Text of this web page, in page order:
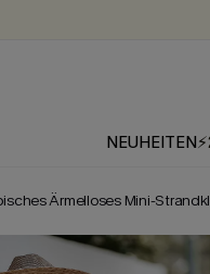
NEUHEITEN
Ärmelloses Mini-